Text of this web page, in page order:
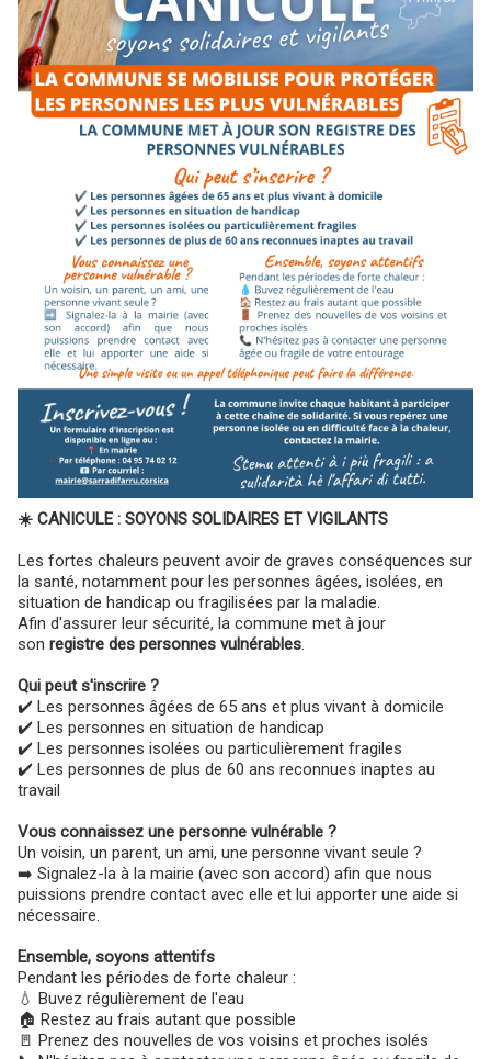
☀️ CANICULE : SOYONS SOLIDAIRES ET VIGILANTS
Les fortes chaleurs peuvent avoir de graves conséquences sur
la santé, notamment pour les personnes âgées, isolées, en
situation de handicap ou fragilisées par la maladie.
Afin d'assurer leur sécurité, la commune met à jour
son registre des personnes vulnérables.
Qui peut s'inscrire ?
✔️ Les personnes âgées de 65 ans et plus vivant à domicile
✔️ Les personnes en situation de handicap
✔️ Les personnes isolées ou particulièrement fragiles
✔️ Les personnes de plus de 60 ans reconnues inaptes au
travail
Vous connaissez une personne vulnérable ?
Un voisin, un parent, un ami, une personne vivant seule ?
➡️ Signalez-la à la mairie (avec son accord) afin que nous
puissions prendre contact avec elle et lui apporter une aide si
nécessaire.
Ensemble, soyons attentifs
Pendant les périodes de forte chaleur :
💧 Buvez régulièrement de l'eau
🏠 Restez au frais autant que possible
🚪 Prenez des nouvelles de vos voisins et proches isolés